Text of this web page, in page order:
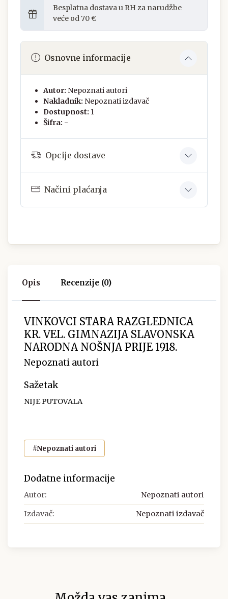
Besplatna dostava u RH za narudžbe
veće od 70 €
Osnovne informacije
Autor: Nepoznati autori
Nakladnik: Nepoznati izdavač
Dostupnost: 1
Šifra: -
Opcije dostave
Načini plaćanja
Opis Recenzije (0)
VINKOVCI STARA RAZGLEDNICA
KR. VEL. GIMNAZIJA SLAVONSKA
NARODNA NOŠNJA PRIJE 1918.
Nepoznati autori
Sažetak
NIJE PUTOVALA
#Nepoznati autori
Dodatne informacije
Autor: Nepoznati autori
Izdavač: Nepoznati izdavač